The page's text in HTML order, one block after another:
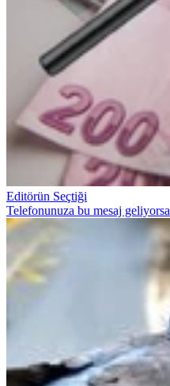
Editörün Seçtiği
Telefonunuza bu mesaj